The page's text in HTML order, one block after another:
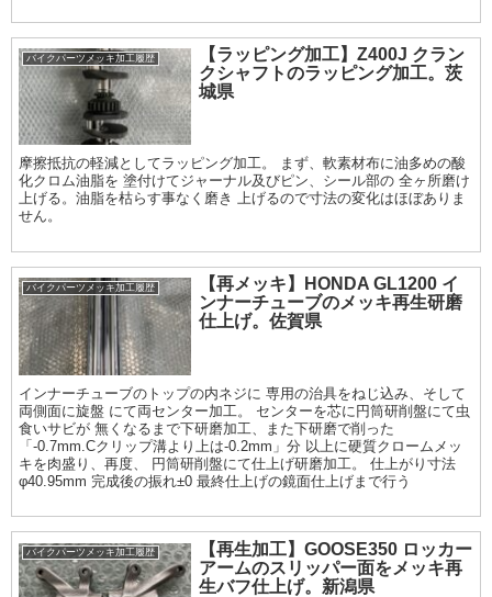
バイクパーツメッキ加工履歴
【ラッピング加工】Z400J クラン
クシャフトのラッピング加工。茨
城県
摩擦抵抗の軽減としてラッピング加工。 まず、軟素材布に油多めの酸
化クロム油脂を 塗付けてジャーナル及びピン、シール部の 全ヶ所磨け
上げる。油脂を枯らす事なく磨き 上げるので寸法の変化はほぼありま
せん。
バイクパーツメッキ加工履歴
【再メッキ】HONDA GL1200 イ
ンナーチューブのメッキ再生研磨
仕上げ。佐賀県
インナーチューブのトップの内ネジに 専用の治具をねじ込み、そして
両側面に旋盤 にて両センター加工。 センターを芯に円筒研削盤にて虫
食いサビが 無くなるまで下研磨加工、また下研磨で削った
「-0.7mm.Cクリップ溝より上は-0.2mm」分 以上に硬質クロームメッ
キを肉盛り、再度、 円筒研削盤にて仕上げ研磨加工。 仕上がり寸法
φ40.95mm 完成後の振れ±0 最終仕上げの鏡面仕上げまで行う
バイクパーツメッキ加工履歴
【再生加工】GOOSE350 ロッカー
アームのスリッパー面をメッキ再
生バフ仕上げ。新潟県